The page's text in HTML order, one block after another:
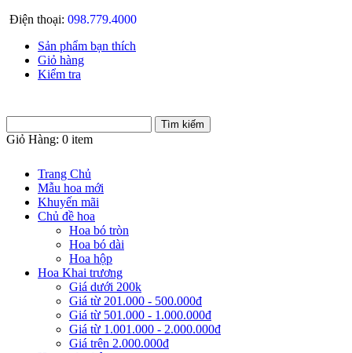
Điện thoại: 098.779.4000
Sản phẩm bạn thích
Giỏ hàng
Kiểm tra
Giỏ Hàng: 0 item
Trang Chủ
Mẫu hoa mới
Khuyến mãi
Chủ đề hoa
Hoa bó tròn
Hoa bó dài
Hoa hộp
Hoa Khai trương
Giá dưới 200k
Giá từ 201.000 - 500.000đ
Giá từ 501.000 - 1.000.000đ
Giá từ 1.001.000 - 2.000.000đ
Giá trên 2.000.000đ